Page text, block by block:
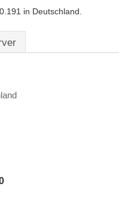
in Deutschland.